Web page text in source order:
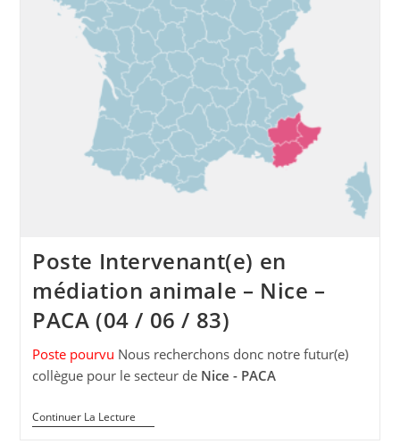
Poste Intervenant(e) en
médiation animale – Nice –
PACA (04 / 06 / 83)
Poste pourvu Nous recherchons donc notre futur(e)
collègue pour le secteur de Nice - PACA
Continuer La LecturePoste
Intervenant(e)